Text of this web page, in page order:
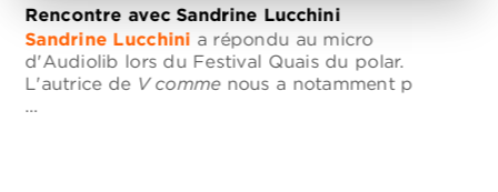
Rencontre avec Sandrine Lucchini
Sandrine Lucchini a répondu au micro
d'Audiolib lors du Festival Quais du polar.
L'autrice deV comme nous a notamment p
…